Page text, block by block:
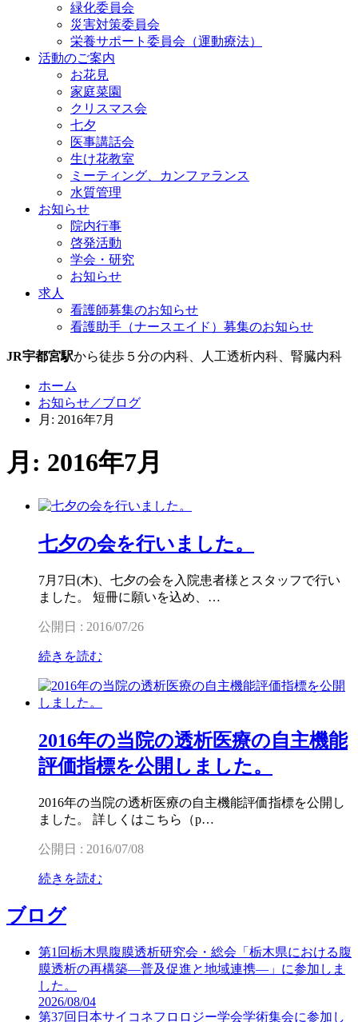
緑化委員会
災害対策委員会
栄養サポート委員会（運動療法）
活動のご案内
お花見
家庭菜園
クリスマス会
七夕
医事講話会
生け花教室
ミーティング、カンファランス
水質管理
お知らせ
院内行事
啓発活動
学会・研究
お知らせ
求人
看護師募集のお知らせ
看護助手（ナースエイド）募集のお知らせ
JR宇都宮駅から徒歩５分の内科、人工透析内科、腎臓内科
ホーム
お知らせ／ブログ
月: 2016年7月
月: 2016年7月
七夕の会を行いました。
7月7日(木)、七夕の会を入院患者様とスタッフで行い
ました。 短冊に願いを込め、…
公開日 : 2016/07/26
続きを読む
2016年の当院の透析医療の自主機能
評価指標を公開しました。
2016年の当院の透析医療の自主機能評価指標を公開し
ました。 詳しくはこちら（p…
公開日 : 2016/07/08
続きを読む
ブログ
第1回栃木県腹膜透析研究会・総会「栃木県における腹
膜透析の再構築―普及促進と地域連携―」に参加しま
した。
2026/08/04
第37回日本サイコネフロロジー学会学術集会に参加し